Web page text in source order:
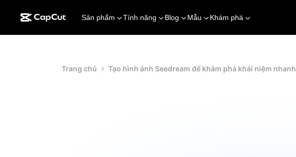
Sản phẩm Tính năng Blog Mẫu Khám phá
Trang chủ Tạo hình ảnh Seedream để khám phá khái niệm nhanh